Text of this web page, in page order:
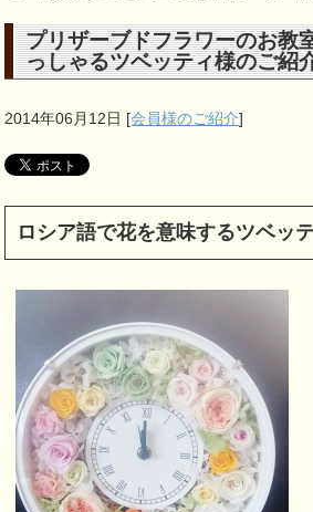
プリザーブドフラワーのお教
っしゃるツベッティ様のご紹
2014年06月12日 [会員様のご紹介]
ロシア語で花を意味するツベッ